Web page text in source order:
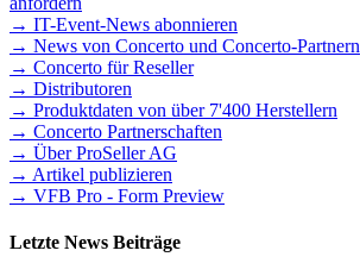
→ IT-Event-News abonnieren
→ News von Concerto und Concerto-Partnern
→ Concerto für Reseller
→ Distributoren
→ Produktdaten von über 7'400 Herstellern
→ Concerto Partnerschaften
→ Über ProSeller AG
→ Artikel publizieren
→ VFB Pro - Form Preview
Letzte News Beiträge